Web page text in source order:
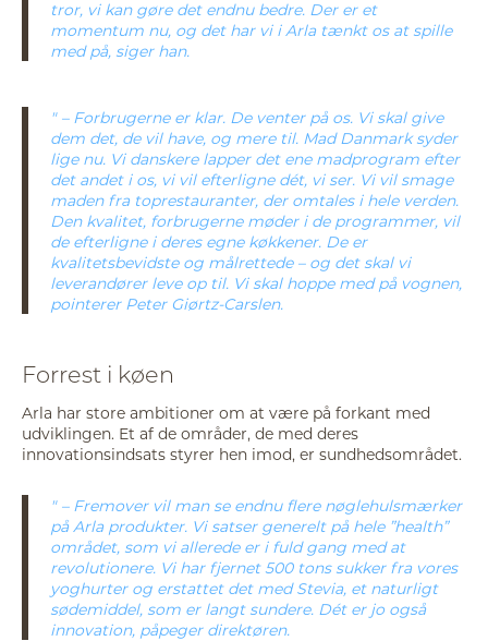
tror, vi kan gøre det endnu bedre. Der er et
momentum nu, og det har vi i Arla tænkt os at spille
med på, siger han.
– Forbrugerne er klar. De venter på os. Vi skal give
dem det, de vil have, og mere til. Mad Danmark syder
lige nu. Vi danskere lapper det ene madprogram efter
det andet i os, vi vil efterligne dét, vi ser. Vi vil smage
maden fra toprestauranter, der omtales i hele verden.
Den kvalitet, forbrugerne møder i de programmer, vil
de efterligne i deres egne køkkener. De er
kvalitetsbevidste og målrettede – og det skal vi
leverandører leve op til. Vi skal hoppe med på vognen,
pointerer Peter Giørtz-Carslen.
Forrest i køen
Arla har store ambitioner om at være på forkant med
udviklingen. Et af de områder, de med deres
innovationsindsats styrer hen imod, er sundhedsområdet.
– Fremover vil man se endnu flere nøglehulsmærker
på Arla produkter. Vi satser generelt på hele ”health”
området, som vi allerede er i fuld gang med at
revolutionere. Vi har fjernet 500 tons sukker fra vores
yoghurter og erstattet det med Stevia, et naturligt
sødemiddel, som er langt sundere. Dét er jo også
innovation, påpeger direktøren.